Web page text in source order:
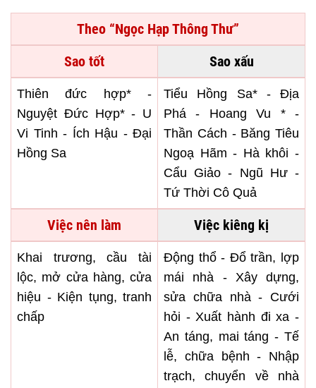
Theo “Ngọc Hạp Thông Thư”
Sao tốt
Sao xấu
Thiên đức hợp* -
Nguyệt Đức Hợp* - U
Vi Tinh - Ích Hậu - Đại
Hồng Sa
Tiểu Hồng Sa* - Địa
Phá - Hoang Vu * -
Thần Cách - Băng Tiêu
Ngoạ Hãm - Hà khôi -
Cẩu Giảo - Ngũ Hư -
Tứ Thời Cô Quả
Việc nên làm Việc kiêng kị
Khai trương, cầu tài
lộc, mở cửa hàng, cửa
hiệu - Kiện tụng, tranh
chấp
Động thổ - Đổ trần, lợp
mái nhà - Xây dựng,
sửa chữa nhà - Cưới
hỏi - Xuất hành đi xa -
An táng, mai táng - Tế
lễ, chữa bệnh - Nhập
trạch, chuyển về nhà